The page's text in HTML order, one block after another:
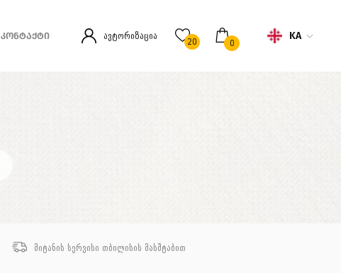
ᲙᲝᲜᲢᲐᲥᲢᲘ ავტორიზაცია 20 0
KA
მიტანის სერვისი თბილისის მასშტაბით